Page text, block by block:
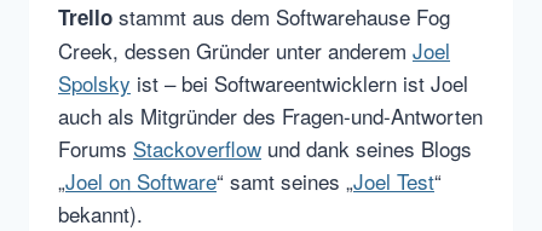
Trello stammt aus dem Softwarehause Fog
Creek, dessen Gründer unter anderem Joel
Spolsky ist – bei Softwareentwicklern ist Joel
auch als Mitgründer des Fragen-und-Antworten
Forums Stackoverflow und dank seines Blogs
„Joel on Software“ samt seines „Joel Test“
bekannt).